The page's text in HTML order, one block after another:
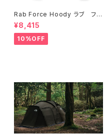
Rab Force Hoody ラブ フォ
ースフーディー（メンズ）
¥8,415
10%OFF